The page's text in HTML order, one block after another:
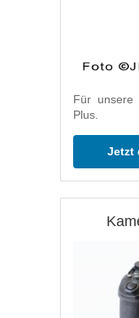
Für unsere
Plus.
Jetzt